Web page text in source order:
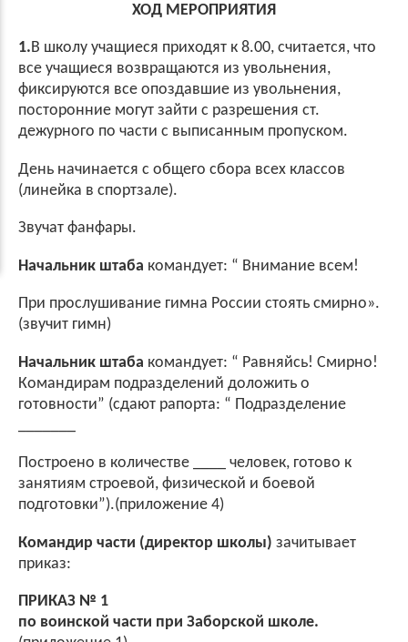
ХОД МЕРОПРИЯТИЯ
1.В школу учащиеся приходят к 8.00, считается, что
все учащиеся возвращаются из увольнения,
фиксируются все опоздавшие из увольнения,
посторонние могут зайти с разрешения ст.
дежурного по части с выписанным пропуском.
День начинается с общего сбора всех классов
(линейка в спортзале).
Звучат фанфары.
Начальник штаба командует: “ Внимание всем!
При прослушивание гимна России стоять смирно».
(звучит гимн)
Начальник штаба командует: “ Равняйсь! Смирно!
Командирам подразделений доложить о
готовности” (сдают рапорта: “ Подразделение
Построено в количестве ____ человек, готово к
занятиям строевой, физической и боевой
подготовки”).(приложение 4)
Командир части (директор школы) зачитывает
приказ:
ПРИКАЗ № 1
по воинской части при Заборской школе.